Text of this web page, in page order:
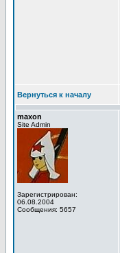
Вернуться к началу
maxon
Site Admin
Зарегистрирован:
06.08.2004
Сообщения: 5657